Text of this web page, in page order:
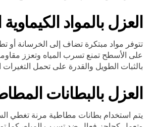
العزل بالمواد الكيماوية
تتوفر مواد مبتكرة تضاف إلى الخرسانة أو
على الأسطح تمنع تسرب المياه وتعزز
بالثبات الطويل والقدرة على تحمل التغيرات
العزل بالبطانات
يتم استخدام بطانات مطاطية مرنة تغطي